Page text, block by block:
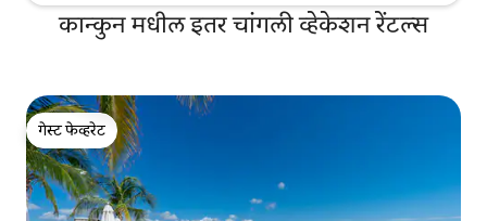
कान्कुन मधील इतर चांगली व्हेकेशन रेंटल्स
गेस्ट फेव्हरेट
गेस्ट फेव्हरेट